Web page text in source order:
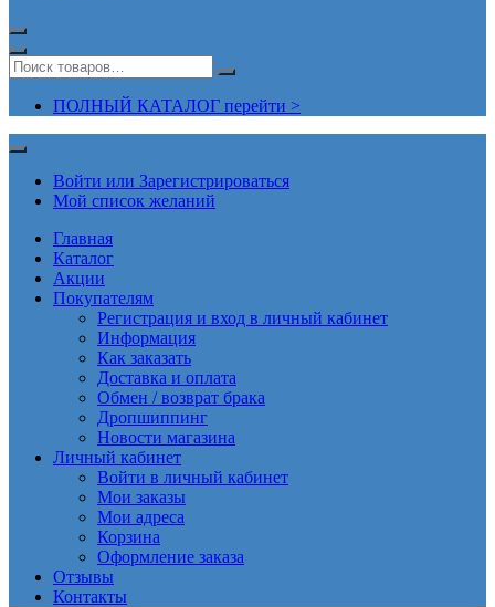
ПОЛНЫЙ КАТАЛОГ перейти >
Войти или Зарегистрироваться
Мой список желаний
Главная
Каталог
Акции
Покупателям
Регистрация и вход в личный кабинет
Информация
Как заказать
Доставка и оплата
Обмен / возврат брака
Дропшиппинг
Новости магазина
Личный кабинет
Войти в личный кабинет
Мои заказы
Мои адреса
Корзина
Оформление заказа
Отзывы
Контакты